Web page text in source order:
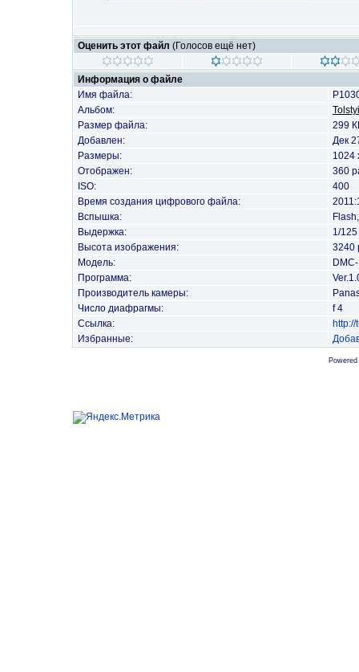
Оценить этот файл (Голосов ещё нет)
Информация о файле
Имя файла:
Альбом:
Tolstyi
Размер файла:
299
Добавлен:
Дек
Размеры:
1024
Отображен:
360
ISO:
400
Время создания цифрового файла:
Вспышка:
Выдержка:
1/
Высота изображения:
3240
Модель:
Программа:
Производитель камеры:
Число диафрагмы:
f 4
Ссылка:
Избранные: